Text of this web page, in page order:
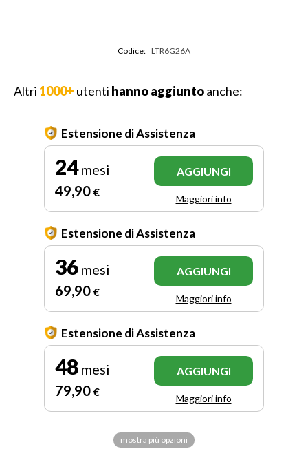
Codice: LTR6G26A
Altri 1000+ utenti hanno aggiuntoanche:
Estensione di Assistenza
24mesi
49,90 €
AGGIUNGI
Maggiori info
Estensione di Assistenza
36 mesi
69,90 €
AGGIUNGI
Maggiori info
Estensione di Assistenza
48 mesi
79,90 €
AGGIUNGI
Maggiori info
mostra più opzioni